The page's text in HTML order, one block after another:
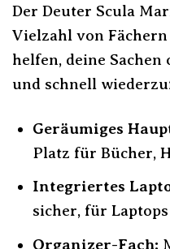
Der Deuter Scula
Vielzahl von
helfen, deine
und schnell
Geräumiges
Platz für Bücher,
Integriertes
sicher, für
Organizer-Fach: